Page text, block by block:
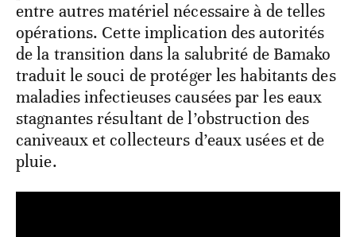
entre autres matériel nécessaire à de telles
opérations. Cette implication des autorités
de la transition dans la salubrité de Bamako
traduit le souci de protéger les habitants des
maladies infectieuses causées par les eaux
stagnantes résultant de l’obstruction des
caniveaux et collecteurs d’eaux usées et de
pluie.